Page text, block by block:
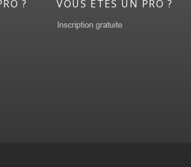
? VOUS ETES UN PRO ?